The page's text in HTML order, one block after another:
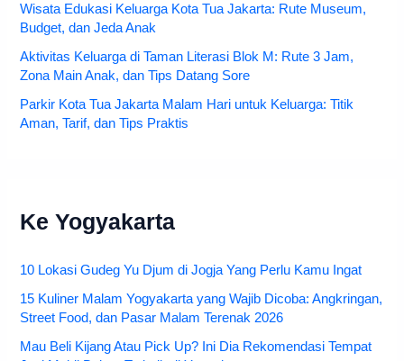
Wisata Edukasi Keluarga Kota Tua Jakarta: Rute Museum,
Budget, dan Jeda Anak
Aktivitas Keluarga di Taman Literasi Blok M: Rute 3 Jam,
Zona Main Anak, dan Tips Datang Sore
Parkir Kota Tua Jakarta Malam Hari untuk Keluarga: Titik
Aman, Tarif, dan Tips Praktis
Ke Yogyakarta
10 Lokasi Gudeg Yu Djum di Jogja Yang Perlu Kamu Ingat
15 Kuliner Malam Yogyakarta yang Wajib Dicoba: Angkringan,
Street Food, dan Pasar Malam Terenak 2026
Mau Beli Kijang Atau Pick Up? Ini Dia Rekomendasi Tempat